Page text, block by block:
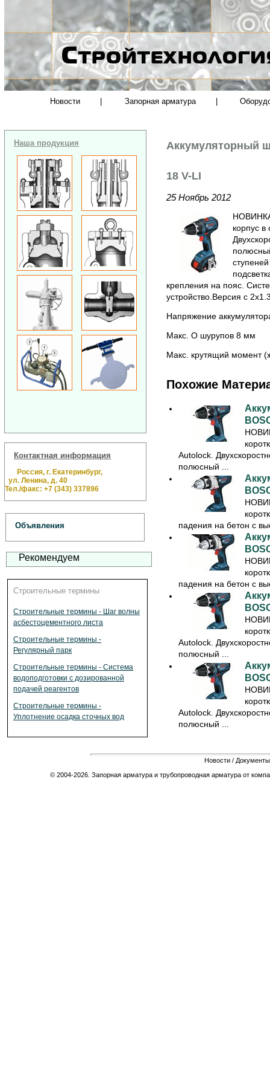
Новости Запорная арматура
Наша продукция
Контактная информация
Россия, г. Екатеринбург,
ул. Ленина, д. 40
Тел./факс: +7 (343) 337896
Объявления
Рекомендуем
Строительные термины
Строительные термины - Шаг волны
асбестоцементного листа
Строительные термины -
Регулярный парк
Строительные термины - Система
водоподготовки с дозированной
подачей реагентов
Строительные термины -
Уплотнение осадка сточных вод
Аккумуляторный
18 V-LI
25 Ноябрь 2012
корпус
крепления на пояс.
устройство.Версия с
Напряжение
Макс. O шурупов 8 мм
Макс. крутящий момент
Похожие
Autolock.
полюсный ...
падения на бетон с
падения на бетон с
Autolock.
полюсный ...
Autolock.
полюсный ...
Новости / Документы
© 2004-2026. Запорная арматура и трубопроводная арматура от